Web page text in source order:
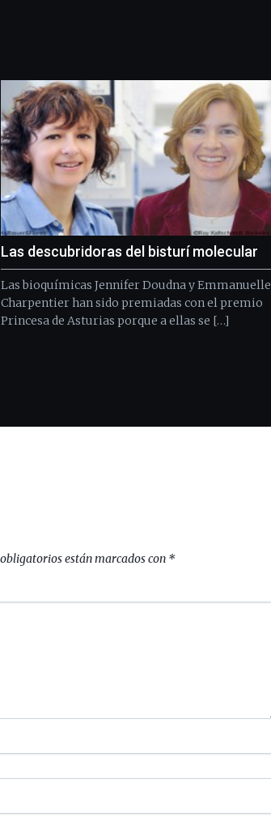
Las descubridoras del bisturí molecular
Las bioquímicas Jennifer Doudna y Emmanuelle
Charpentier han sido premiadas con el premio
Princesa de Asturias porque a ellas se […]
están marcados con *